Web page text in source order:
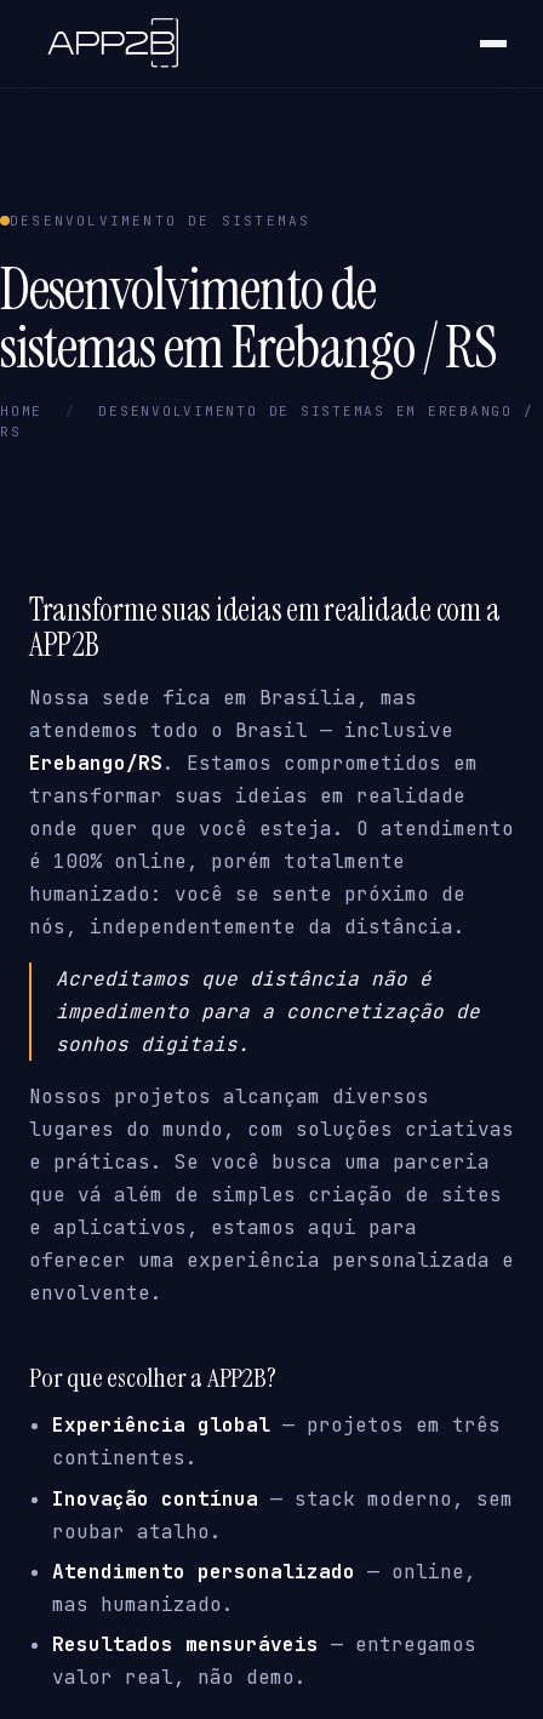
DESENVOLVIMENTO DE SISTEMAS
Desenvolvimento de
sistemas em Erebango / RS
HOME /
DESENVOLVIMENTO DE SISTEMAS EM EREBANGO /
RS
Transforme suas ideias em realidade com a
APP2B
Nossa sede fica em Brasília, mas
atendemos todo o Brasil — inclusive
Erebango/RS. Estamos comprometidos em
transformar suas ideias em realidade
onde quer que você esteja. O atendimento
é 100% online, porém totalmente
humanizado: você se sente próximo de
nós, independentemente da distância.
Acreditamos que distância não é
impedimento para a concretização de
sonhos digitais.
Nossos projetos alcançam diversos
lugares do mundo, com soluções criativas
e práticas. Se você busca uma parceria
que vá além de simples criação de sites
e aplicativos, estamos aqui para
oferecer uma experiência personalizada e
envolvente.
Por que escolher a APP2B?
Experiência global — projetos em três
continentes.
Inovação contínua — stack moderno, sem
roubar atalho.
Atendimento personalizado — online,
mas humanizado.
Resultados mensuráveis — entregamos
valor real, não demo.